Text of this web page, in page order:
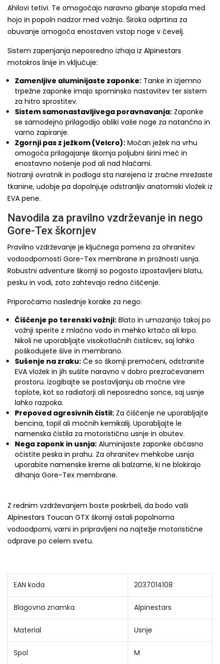
Ahilovi tetivi. Te omogočajo naravno gibanje stopala med
hojo in popoln nadzor med vožnjo. Široka odprtina za
obuvanje omogoča enostaven vstop noge v čevelj.
Sistem zapenjanja neposredno izhaja iz Alpinestars
motokros linije in vključuje:
Zamenljive aluminijaste zaponke: Tanke in izjemno
trpežne zaponke imajo spominsko nastavitev ter sistem
za hitro sprostitev.
Sistem samonastavljivega poravnavanja: Zaponke
se samodejno prilagodijo obliki vaše noge za natančno in
varno zapiranje.
Zgornji pas z ježkom (Velcro): Močan ježek na vrhu
omogoča prilagajanje škornja poljubni širini meč in
enostavno nošenje pod ali nad hlačami.
Notranji ovratnik in podloga sta narejena iz zračne mrežaste
tkanine, udobje pa dopolnjuje odstranljiv anatomski vložek iz
EVA pene.
Navodila za pravilno vzdrževanje in nego
Gore-Tex škornjev
Pravilno vzdrževanje je ključnega pomena za ohranitev
vodoodpornosti Gore-Tex membrane in prožnosti usnja.
Robustni adventure škornji so pogosto izpostavljeni blatu,
pesku in vodi, zato zahtevajo redno čiščenje.
Priporočamo naslednje korake za nego:
Čiščenje po terenski vožnji: Blato in umazanijo takoj po
vožnji sperite z mlačno vodo in mehko krtačo ali krpo.
Nikoli ne uporabljajte visokotlačnih čistilcev, saj lahko
poškodujete šive in membrano.
Sušenje na zraku: Če so škornji premočeni, odstranite
EVA vložek in jih sušite naravno v dobro prezračevanem
prostoru. Izogibajte se postavljanju ob močne vire
toplote, kot so radiatorji ali neposredno sonce, saj usnje
lahko razpoka.
Prepoved agresivnih čistil: Za čiščenje ne uporabljajte
bencina, topil ali močnih kemikalij. Uporabljajte le
namenska čistila za motoristično usnje in obutev.
Nega zaponk in usnja: Aluminijaste zaponke občasno
očistite peska in prahu. Za ohranitev mehkobe usnja
uporabite namenske kreme ali balzame, ki ne blokirajo
dihanja Gore-Tex membrane.
Z rednim vzdrževanjem boste poskrbeli, da bodo vaši
Alpinestars Toucan GTX škornji ostali popolnoma
vodoodporni, varni in pripravljeni na najtežje motoristične
odprave po celem svetu.
EAN koda 2037014108
Blagovna znamka Alpinestars
Material Usnje
Spol M